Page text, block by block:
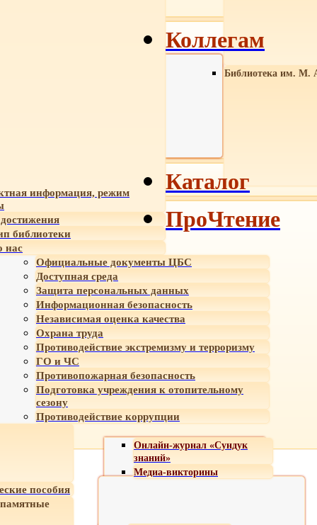
Библиотека им. М.
информация, режим
библиотеки
нас
Официальные документы ЦБС
Доступная среда
Защита персональных данных
Информационная безопасность
Независимая оценка качества
Охрана труда
Противодействие экстремизму и терроризму
ГО и ЧС
Противопожарная безопасность
Подготовка учреждения к отопительному
сезону
Противодействие коррупции
Онлайн-журнал «Сундук
знаний»
Медиа-викторины
пособия
Коллегам
Каталог
ПроЧтение